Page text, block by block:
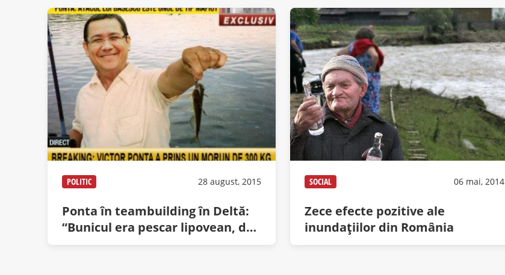
Columbia
POLITIC 28 august, 2015
Ponta în teambuilding în Deltă:
“Bunicul era pescar lipovean, de
la el am moştenit darul
SOCIAL 06 mai, 2014
Zece efecte pozitive ale
inundaţiilor din România